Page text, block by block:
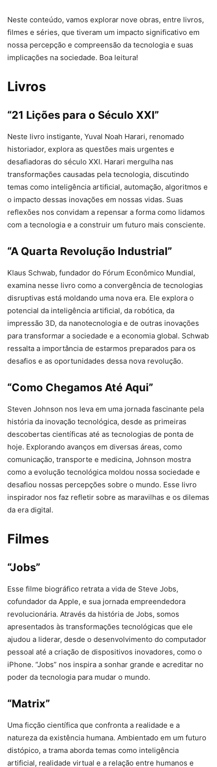
Neste conteúdo, vamos explorar nove obras, entre livros,
filmes e séries, que tiveram um impacto significativo em
nossa percepção e compreensão da tecnologia e suas
implicações na sociedade. Boa leitura!
Livros
“21 Lições para o Século XXI”
Neste livro instigante, Yuval Noah Harari, renomado
historiador, explora as questões mais urgentes e
desafiadoras do século XXI. Harari mergulha nas
transformações causadas pela tecnologia, discutindo
temas como inteligência artificial, automação, algoritmos e
o impacto dessas inovações em nossas vidas. Suas
reflexões nos convidam a repensar a forma como lidamos
com a tecnologia e a construir um futuro mais consciente.
“A Quarta Revolução Industrial”
Klaus Schwab, fundador do Fórum Econômico Mundial,
examina nesse livro como a convergência de tecnologias
disruptivas está moldando uma nova era. Ele explora o
potencial da inteligência artificial, da robótica, da
impressão 3D, da nanotecnologia e de outras inovações
para transformar a sociedade e a economia global. Schwab
ressalta a importância de estarmos preparados para os
desafios e as oportunidades dessa nova revolução.
“Como Chegamos Até Aqui”
Steven Johnson nos leva em uma jornada fascinante pela
história da inovação tecnológica, desde as primeiras
descobertas científicas até as tecnologias de ponta de
hoje. Explorando avanços em diversas áreas, como
comunicação, transporte e medicina, Johnson mostra
como a evolução tecnológica moldou nossa sociedade e
desafiou nossas percepções sobre o mundo. Esse livro
inspirador nos faz refletir sobre as maravilhas e os dilemas
da era digital.
Filmes
“Jobs”
Esse filme biográfico retrata a vida de Steve Jobs,
cofundador da Apple, e sua jornada empreendedora
revolucionária. Através da história de Jobs, somos
apresentados às transformações tecnológicas que ele
ajudou a liderar, desde o desenvolvimento do computador
pessoal até a criação de dispositivos inovadores, como o
iPhone. “Jobs” nos inspira a sonhar grande e acreditar no
poder da tecnologia para mudar o mundo.
“Matrix”
Uma ficção científica que confronta a realidade e a
natureza da existência humana. Ambientado em um futuro
distópico, a trama aborda temas como inteligência
artificial, realidade virtual e a relação entre humanos e